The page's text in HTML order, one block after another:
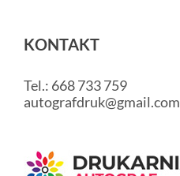
KONTAKT
Tel.: 668 733 759
autografdruk@gmail.com